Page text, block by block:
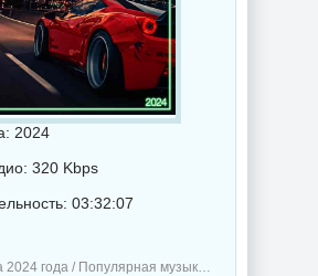
2024
320 Kbps
03:32:07
музыка / Электронная музыка / Хаус музыка / Техно музыка / Танцевальная музыка / Сборник музыка